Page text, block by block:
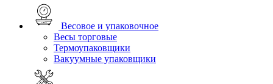
Весовое и упаковочное
Весы торговые
Термоупаковщики
Вакуумные упаковщики